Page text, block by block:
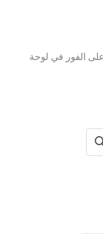
الفور في لوحة